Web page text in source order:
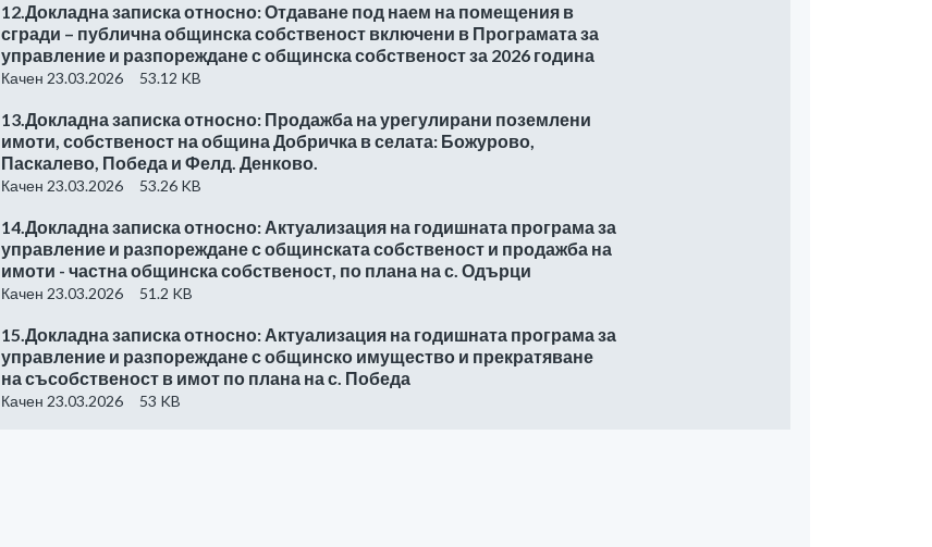
12.Докладна записка относно: Отдаване под наем на помещения в
сгради – публична общинска собственост включени в Програмата за
управление и разпореждане с общинска собственост за 2026 година
Качен 23.03.2026 53.12 KB
13.Докладна записка относно: Продажба на урегулирани поземлени
имоти, собственост на община Добричка в селата: Божурово,
Паскалево, Победа и Фелд. Денково.
Качен 23.03.2026 53.26 KB
14.Докладна записка относно: Актуализация на годишната програма за
управление и разпореждане с общинската собственост и продажба на
имоти - частна общинска собственост, по плана на с. Одърци
Качен 23.03.2026 51.2 KB
15.Докладна записка относно: Актуализация на годишната програма за
управление и разпореждане с общинско имущество и прекратяване
на съсобственост в имот по плана на с. Победа
Качен 23.03.2026 53 KB